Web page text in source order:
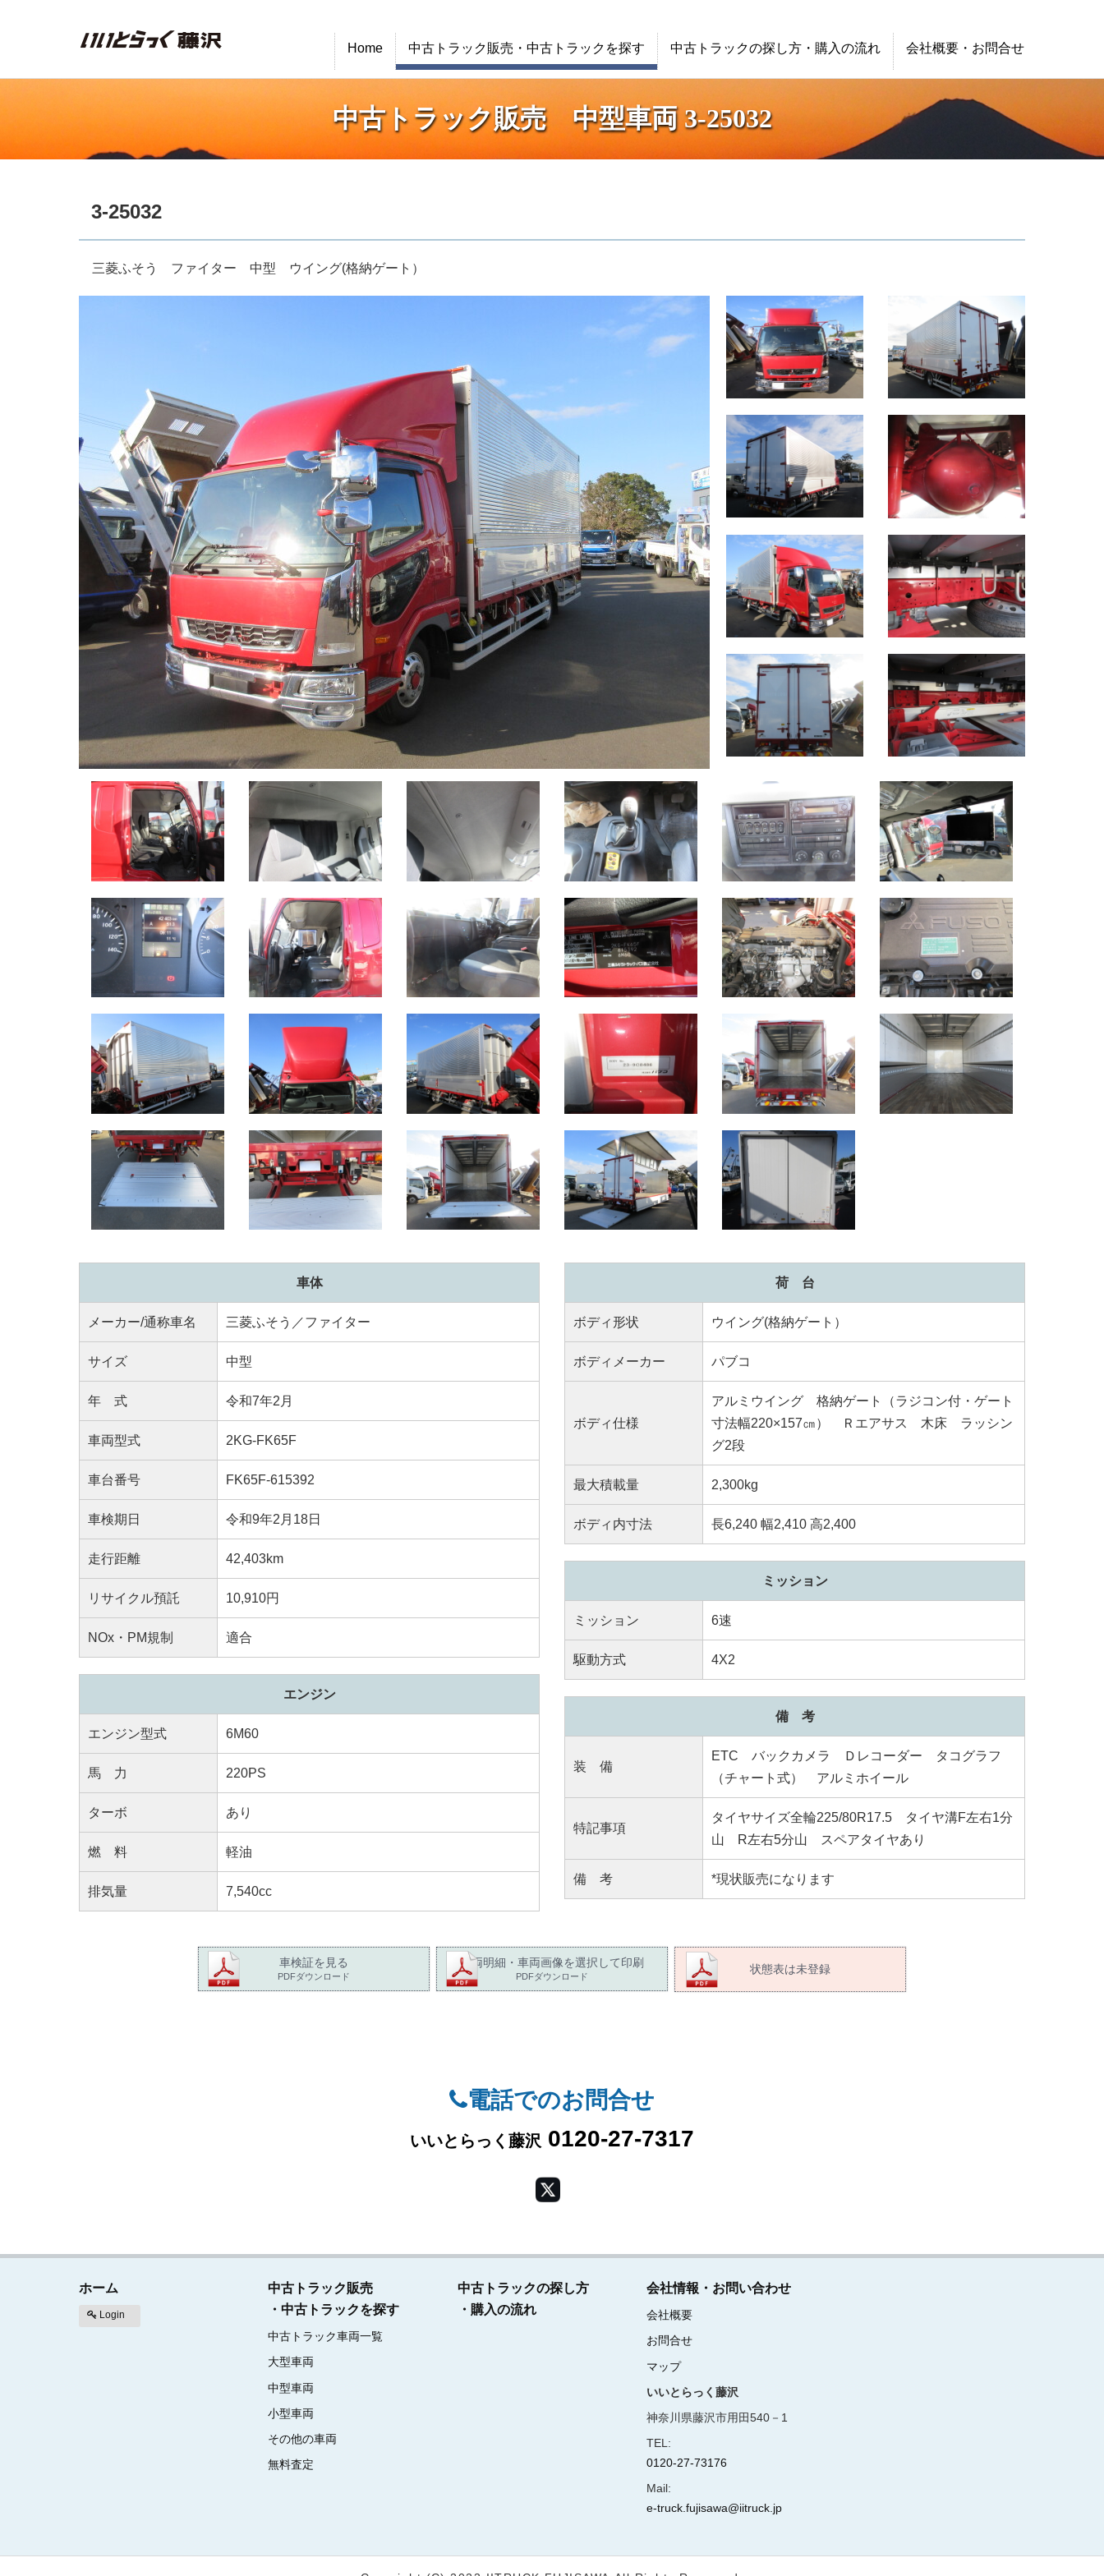
Home 中古トラック販売・中古トラックを探す 中古トラックの探し方・購入の流れ 会社概要・お問合せ
中古トラック販売 中型車両 3-25032
3-25032
三菱ふそう ファイター 中型 ウイング(格納ゲート）
車体
メーカー/通称車名 三菱ふそう／ファイター
サイズ 中型
年 式 令和7年2月
車両型式 2KG-FK65F
車台番号 FK65F-615392
車検期日 令和9年2月18日
走行距離 42,403km
リサイクル預託 10,910円
NOx・PM規制 適合
エンジン
エンジン型式 6M60
馬 力 220PS
ターボ あり
燃 料 軽油
排気量 7,540cc
荷 台
ボディ形状 ウイング(格納ゲート）
ボディメーカー パブコ
ボディ仕様
アルミウイング 格納ゲート（ラジコン付・ゲート
寸法幅220×157㎝） Ｒエアサス 木床 ラッシン
グ2段
最大積載量 2,300kg
ボディ内寸法 長6,240 幅2,410 高2,400
ミッション
ミッション 6速
駆動方式 4X2
備 考
装 備
ETC バックカメラ Ｄレコーダー タコグラフ
（チャート式） アルミホイール
特記事項
タイヤサイズ全輪225/80R17.5 タイヤ溝F左右1分
山 R左右5分山 スペアタイヤあり
備 考 *現状販売になります
車検証を見る
PDFダウンロード
車両明細・車両画像を選択して印刷
PDFダウンロード
状態表は未登録
電話でのお問合せ
いいとらっく藤沢 0120-27-7317
ホーム
Login
中古トラック販売
・中古トラックを探す
中古トラック車両一覧
大型車両
中型車両
小型車両
その他の車両
無料査定
中古トラックの探し方
・購入の流れ
会社情報・お問い合わせ
会社概要
お問合せ
マップ
いいとらっく藤沢
神奈川県藤沢市用田540－1
TEL:
0120-27-73176
Mail:
e-truck.fujisawa@iitruck.jp